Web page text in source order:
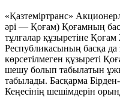
«Қазтеміртранс»
әрі — Қоғам) Қоғамның
тұлғалар құзыретіне
Республикасының басқа да
көрсетілмеген құзыреті
шешу болып табылатын
табылады. Басқарма
Кеңесінің шешімдерін